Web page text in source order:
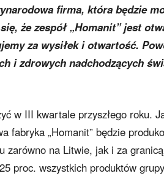
firma, która będzie
że zespół „Homanit” jest
za wysiłek i otwartość.
i zdrowych nadchodzących
w III kwartale przyszłego roku.
fabryka „Homanit” będzie
zarówno na Litwie, jak i za
proc. wszystkich produktów